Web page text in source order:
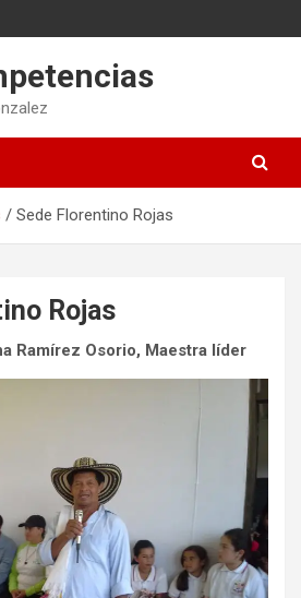
Sede Florentino Rojas
Rojas
Ramírez Osorio, Maestra líder